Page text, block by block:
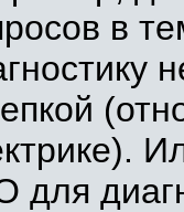
в
для